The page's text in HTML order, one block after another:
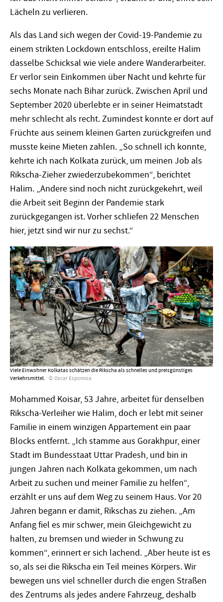
Lächeln zu verlieren.
Als das Land sich wegen der Covid-19-Pandemie zu
einem strikten Lockdown entschloss, ereilte Halim
dasselbe Schicksal wie viele andere Wanderarbeiter.
Er verlor sein Einkommen über Nacht und kehrte für
sechs Monate nach Bihar zurück. Zwischen April und
September 2020 überlebte er in seiner Heimatstadt
mehr schlecht als recht. Zumindest konnte er dort auf
Früchte aus seinem kleinen Garten zurückgreifen und
musste keine Mieten zahlen. „So schnell ich konnte,
kehrte ich nach Kolkata zurück, um meinen Job als
Rikscha-Zieher zwiederzubekommen“, berichtet
Halim. „Andere sind noch nicht zurückgekehrt, weil
die Arbeit seit Beginn der Pandemie stark
zurückgegangen ist. Vorher schliefen 22 Menschen
hier, jetzt sind wir nur zu sechst.“
Viele Einwohner Kolkatas schätzen die Rikscha als schnelles und preisgünstiges
Verkehrsmittel.
Oscar Esponosa
Mohammed Koisar, 53 Jahre, arbeitet für denselben
Rikscha-Verleiher wie Halim, doch er lebt mit seiner
Familie in einem winzigen Appartement ein paar
Blocks entfernt. „Ich stamme aus Gorakhpur, einer
Stadt im Bundesstaat Uttar Pradesh, und bin in
jungen Jahren nach Kolkata gekommen, um nach
Arbeit zu suchen und meiner Familie zu helfen“,
erzählt er uns auf dem Weg zu seinem Haus. Vor 20
Jahren begann er damit, Rikschas zu ziehen. „Am
Anfang fiel es mir schwer, mein Gleichgewicht zu
halten, zu bremsen und wieder in Schwung zu
kommen“, erinnert er sich lachend. „Aber heute ist es
so, als sei die Rikscha ein Teil meines Körpers. Wir
bewegen uns viel schneller durch die engen Straßen
des Zentrums als jedes andere Fahrzeug, deshalb